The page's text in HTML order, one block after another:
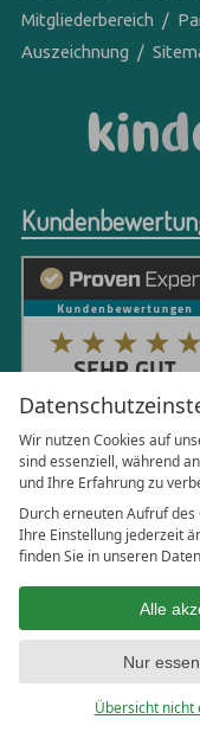
Wir nutzen Cookies auf
sind essenziell, während
und Ihre Erfahrung zu
Durch erneuten Aufruf des
Ihre Einstellung jederzeit
finden Sie in unseren
Alle
Nur
Übersicht nicht
Mitgliederbereich
Auszeichnung